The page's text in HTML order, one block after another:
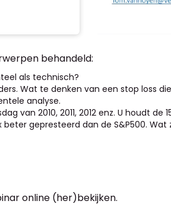
behandeld:
als technisch?
Wat te denken van een stop loss
analyse.
van 2010, 2011, 2012 enz. U houdt
gepresteerd dan de S&P500.
online (her)bekijken.